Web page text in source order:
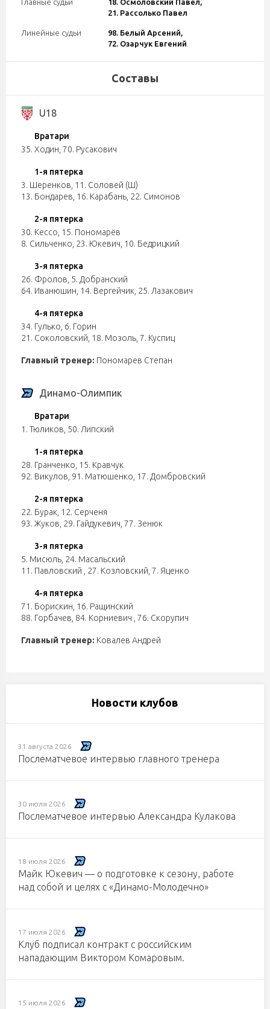
Главные судьи
18. Осмоловский Павел,
21. Рассолько Павел
Линейные судьи
98. Белый Арсений,
72. Озарчук Евгений
Составы
U18
Вратари
35. Ходин 70. Русакович
1-я пятерка
3. Шеренков 11. Соловей (Ш)
13. Бондарев 16. Карабань 22. Симонов
2-я пятерка
30. Кессо 15. Пономарёв
8. Сильченко 23. Юкевич 10. Бедрицкий
3-я пятерка
26. Фролов 5. Добранский
64. Иванюшин 14. Вергейчик 25. Лазакович
4-я пятерка
34. Гулько 6. Горин
21. Соколовский 18. Мозоль 7. Куспиц
Главный тренер: Пономарев Степан
Динамо-Олимпик
Вратари
1. Тюликов 50. Липский
1-я пятерка
28. Гранченко 15. Кравчук
92. Викулов 91. Матюшенко 17. Домбровский
2-я пятерка
22. Бурак 12. Серченя
93. Жуков 29. Гайдукевич 77. Зенюк
3-я пятерка
5. Мисюль 24. Масальский
11. Павловский
27. Козловский 7. Яценко
4-я пятерка
71. Борискин 16. Ращинский
88. Горбачев 84. Корниевич 76. Скорупич
Главный тренер: Ковалев Андрей
Новости клубов
31 августа 2026
Послематчевое интервью главного тренера
30 июля 2026
Послематчевое интервью Александра Кулакова
18 июля 2026
Майк Юкевич — о подготовке к сезону, работе
над собой и целях с «Динамо-Молодечно»
17 июля 2026
Клуб подписал контракт с российским
нападающим Виктором Комаровым.
15 июля 2026